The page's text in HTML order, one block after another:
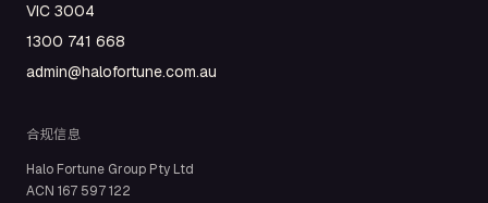
VIC 3004
1300 741 668
admin@halofortune.com.au
合规信息
Halo Fortune Group Pty Ltd
ACN 167 597 122